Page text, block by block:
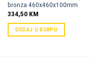
bronza 460x460x100mm
334,50 KM
DODAJ U KORPU